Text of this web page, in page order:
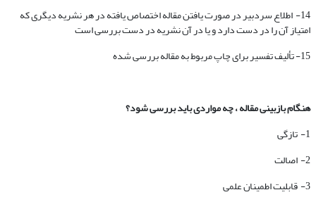
14- اطلاع سردبیر در صورت یافتن مقاله اختصاص یافته در هر نشریه دیگری که
امتیاز آن را در دست دارد و یا در آن نشریه در دست بررسی است
15- تألیف تفسیر برای چاپ مربوط به مقاله بررسی شده
هنگام بازبینی مقاله ، چه مواردی باید بررسی شود؟
1- تازگی
2- اصالت
3- قابلیت اطمینان علمی